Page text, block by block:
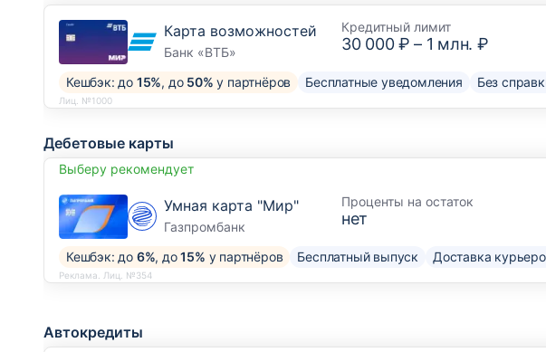
Карта возможностей
Банк «ВТБ»
Кредитный лимит
30 000 ₽ – 1 млн. ₽
Кешбэк: до 15%, до 50% у партнёров Бесплатные уведомления Без
Лиц. №1000
Дебетовые карты
Выберу рекомендует
Умная карта "Мир"
Газпромбанк
Проценты на остаток
нет
Кешбэк: до 6%, до15% у партнёров Бесплатный выпуск Доставка
Реклама. Лиц. №354
Автокредиты